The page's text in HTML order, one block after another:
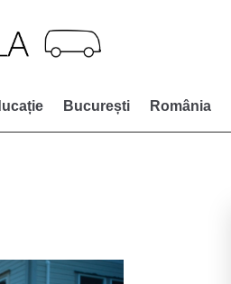
București România